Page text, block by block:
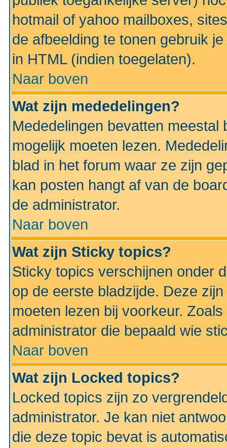
hotmail of yahoo mailboxes,
de afbeelding te tonen gebruik
in HTML (indien toegelaten).
Naar boven
Wat zijn mededelingen?
Mededelingen bevatten
mogelijk moeten lezen.
blad in het forum waar ze zijn
kan posten hangt af van de
de administrator.
Naar boven
Wat zijn Sticky topics?
Sticky topics verschijnen onder
op de eerste bladzijde. Deze
moeten lezen bij voorkeur.
administrator die bepaald wie
Naar boven
Wat zijn Locked topics?
Locked topics zijn zo
administrator. Je kan niet
die deze topic bevat is